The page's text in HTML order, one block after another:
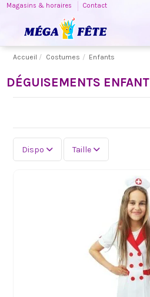
Magasins & horaires Contact
Accueil Costumes Enfants
DÉGUISEMENTS ENFANT
Dispo Taille